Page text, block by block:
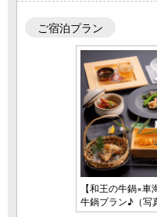
ご宿泊プラン
【和王の牛鍋×
牛鍋プラン♪（写